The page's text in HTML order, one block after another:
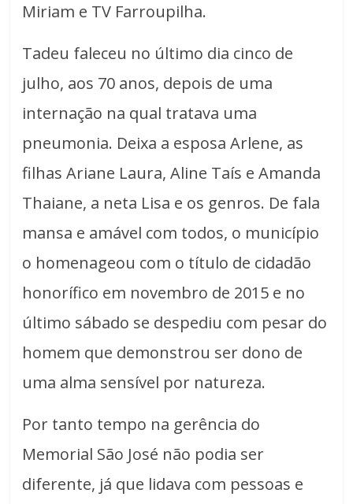
Miriam e TV Farroupilha.
Tadeu faleceu no último dia cinco de
julho, aos 70 anos, depois de uma
internação na qual tratava uma
pneumonia. Deixa a esposa Arlene, as
filhas Ariane Laura, Aline Taís e Amanda
Thaiane, a neta Lisa e os genros. De fala
mansa e amável com todos, o município
o homenageou com o título de cidadão
honorífico em novembro de 2015 e no
último sábado se despediu com pesar do
homem que demonstrou ser dono de
uma alma sensível por natureza.
Por tanto tempo na gerência do
Memorial São José não podia ser
diferente, já que lidava com pessoas e